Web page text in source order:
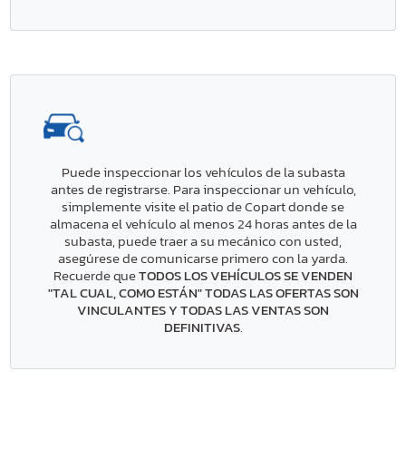
Puede inspeccionar los vehículos de la subasta
antes de registrarse. Para inspeccionar un vehículo,
simplemente visite el patio de Copart donde se
almacena el vehículo al menos 24 horas antes de la
subasta, puede traer a su mecánico con usted,
asegúrese de comunicarse primero con la yarda.
Recuerde queTODOS LOS VEHÍCULOS SE VENDEN
"TAL CUAL, COMO ESTÁN" TODAS LAS OFERTAS SON
VINCULANTES Y TODAS LAS VENTAS SON
DEFINITIVAS.